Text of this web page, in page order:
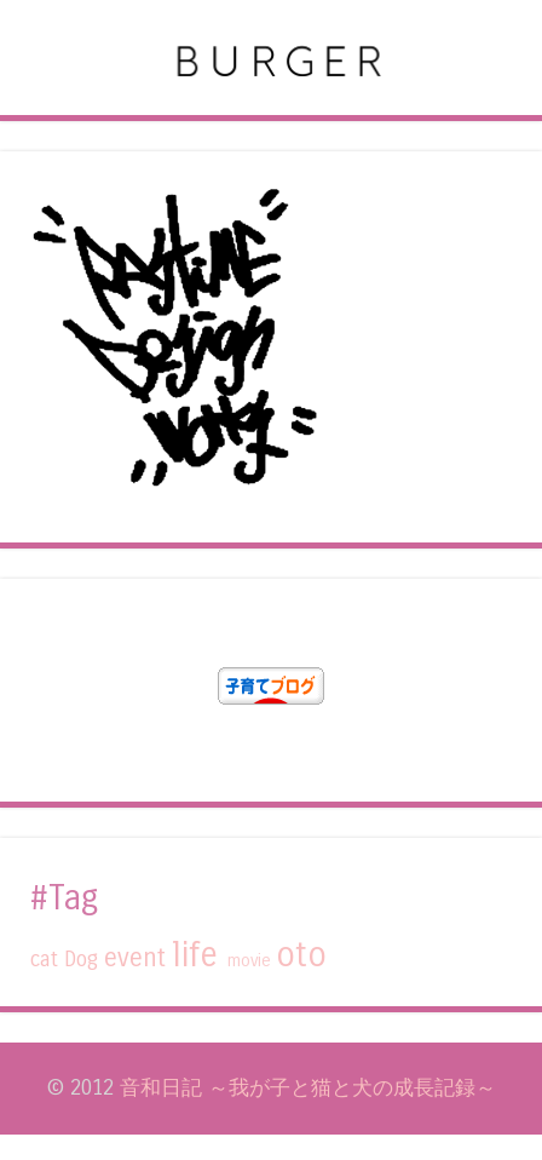
#Tag
cat Dog event life movie oto
© 2012 音和日記 ～我が子と猫と犬の成長記録～